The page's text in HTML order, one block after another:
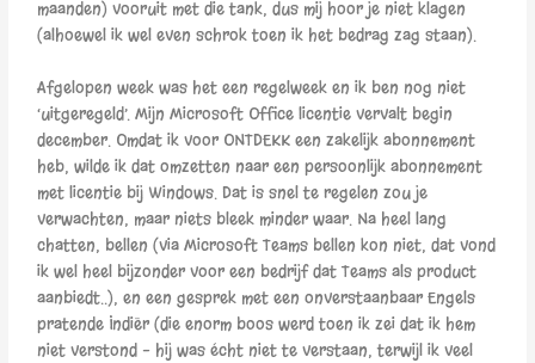
maanden) vooruit met die tank, dus mij hoor je niet klagen
(alhoewel ik wel even schrok toen ik het bedrag zag staan).
Afgelopen week was het een regelweek en ik ben nog niet
‘uitgeregeld’. Mijn Microsoft Office licentie vervalt begin
december. Omdat ik voor ONTDEKK een zakelijk abonnement
heb, wilde ik dat omzetten naar een persoonlijk abonnement
met licentie bij Windows. Dat is snel te regelen zou je
verwachten, maar niets bleek minder waar. Na heel lang
chatten, bellen (via Microsoft Teams bellen kon niet, dat vond
ik wel heel bijzonder voor een bedrijf dat Teams als product
aanbiedt..), en een gesprek met een onverstaanbaar Engels
pratende Indiër (die enorm boos werd toen ik zei dat ik hem
niet verstond – hij was écht niet te verstaan, terwijl ik veel